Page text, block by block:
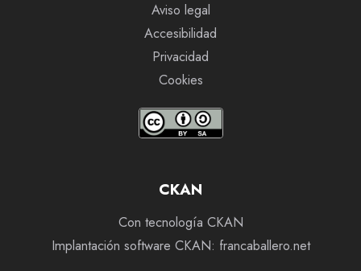
Aviso legal
Accesibilidad
Privacidad
Cookies
CKAN
Con tecnología CKAN
Implantación software CKAN: francaballero.net